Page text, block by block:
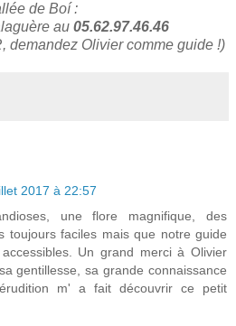
de Boí :
au 05.62.97.46.46
demandez Olivier comme guide !)
2017 à 22:57
une flore magnifique, des
toujours faciles mais que notre guide
Un grand merci à Olivier
gentillesse, sa grande connaissance
m' a fait découvrir ce petit